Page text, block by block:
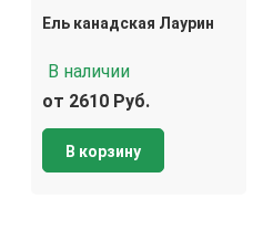
Ель канадская Лаурин
В наличии
от 2610 Руб.
В корзину